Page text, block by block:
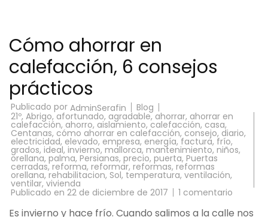
Cómo ahorrar en
calefacción, 6 consejos
prácticos
Publicado por AdminSerafin Blog
21º, Abrigo,afortunado, agradable, ahorrar, ahorrar en
calefacción, ahorro, aislamiento, calefacción, casa,
Centanas, cómo ahorrar en calefacción, consejo, diario,
electricidad, elevado, empresa, energía,factura, frío,
grados, ideal, invierno, mallorca, mantenimiento, niños,
orellana, palma, Persianas, precio, puerta, Puertas
cerradas, reforma, reformar, reformas, reformas
orellana,rehabilitacion, Sol, temperatura, ventilación,
ventilar,vivienda
Publicado en 22 de diciembre de 2017 1 comentario
ahorrar
Es invierno y hace frío. Cuando salimos a la calle nos